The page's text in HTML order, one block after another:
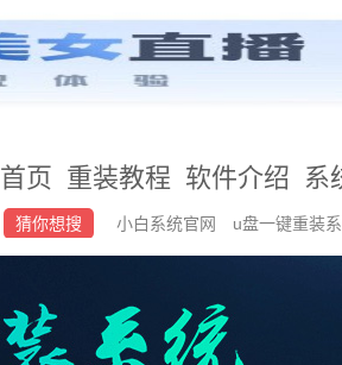
首页 重装教程 软件介绍 系
猜你想搜 小白系统官网 u盘一键重装